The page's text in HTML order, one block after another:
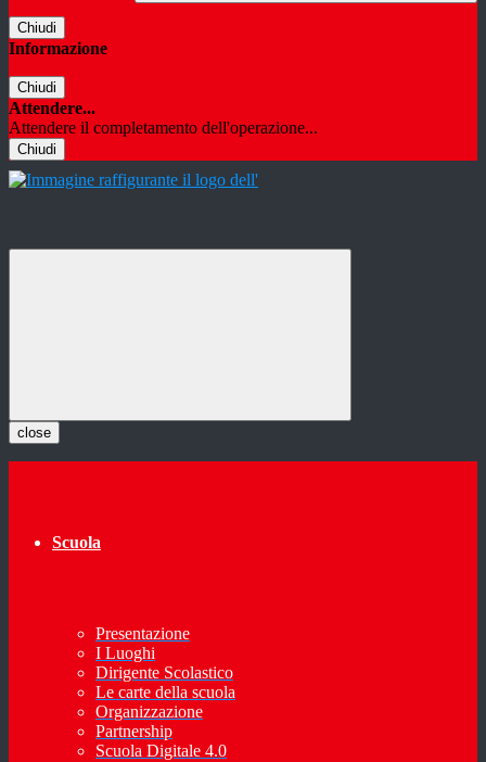
Chiudi
Informazione
Chiudi
Attendere...
Attendere il completamento dell'operazione...
Chiudi
close
Scuola
Presentazione
I Luoghi
Dirigente Scolastico
Le carte della scuola
Organizzazione
Partnership
Scuola Digitale 4.0